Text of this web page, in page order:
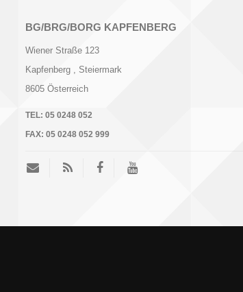
BG/BRG/BORG KAPFENBERG
Wiener Straße 123
Kapfenberg
, Steiermark
8605 Österreich
TEL: 05 0248 052
FAX: 05 0248 052 999